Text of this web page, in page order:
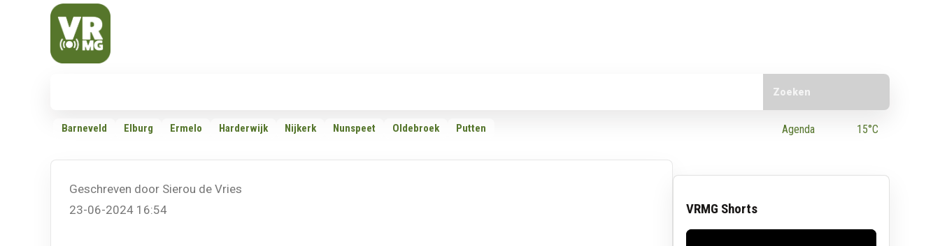
Veluwe Randmeer Mediagroep
VRMG, de omroep voor de Noord-West Veluwe
Barneveld Elburg Ermelo Harderwijk Nijkerk Nunspeet Oldebroek Putten Agenda 15°C
Geschreven door Sierou de Vries
23-06-2024 16:54
VRMG Shorts